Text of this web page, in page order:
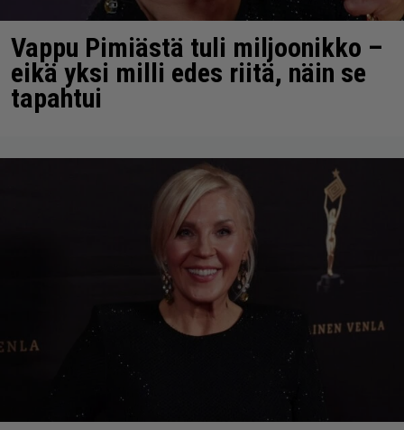
Vappu Pimiästä tuli miljoonikko –
eikä yksi milli edes riitä, näin se
tapahtui